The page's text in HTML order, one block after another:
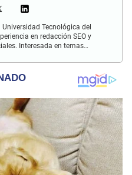
Tecnológica del
en redacción SEO y
Interesada en temas